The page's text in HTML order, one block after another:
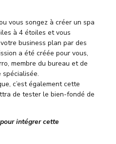
vous songez à créer un spa
à 4 étoiles et vous
business plan par des
a été créée pour vous,
membre du bureau et de
c’est également cette
de tester le bien-fondé de
intégrer cette